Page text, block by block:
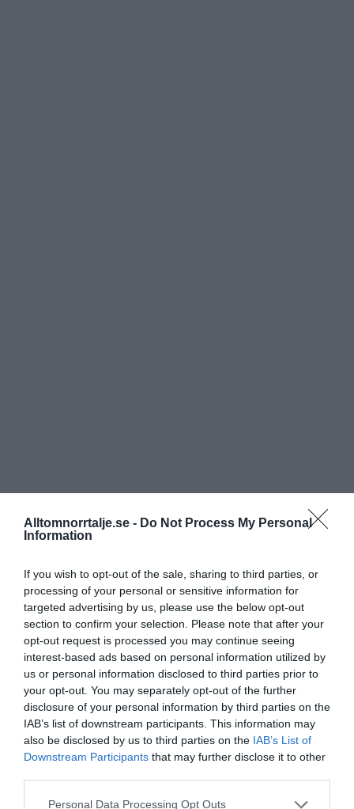
Alltomnorrtalje.se - Do Not Process My Personal
Information
If you wish to opt-out of the sale, sharing to third parties, or
processing of your personal or sensitive information for
targeted advertising by us, please use the below opt-out
section to confirm your selection. Please note that after your
opt-out request is processed you may continue seeing
interest-based ads based on personal information utilized by
us or personal information disclosed to third parties prior to
your opt-out. You may separately opt-out of the further
disclosure of your personal information by third parties on the
IAB’s list of downstream participants. This information may
also be disclosed by us to third parties on the IAB’s List of
Downstream Participants that may further disclose it to other
Personal Data Processing Opt Outs